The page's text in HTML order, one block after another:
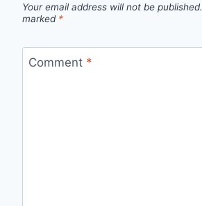
Your email address will not be published.
marked *
Comment *